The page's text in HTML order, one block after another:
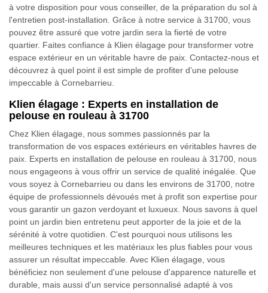
à votre disposition pour vous conseiller, de la préparation du sol à
l'entretien post-installation. Grâce à notre service à 31700, vous
pouvez être assuré que votre jardin sera la fierté de votre
quartier. Faites confiance à Klien élagage pour transformer votre
espace extérieur en un véritable havre de paix. Contactez-nous et
découvrez à quel point il est simple de profiter d'une pelouse
impeccable à Cornebarrieu.
Klien élagage : Experts en installation de
pelouse en rouleau à 31700
Chez Klien élagage, nous sommes passionnés par la
transformation de vos espaces extérieurs en véritables havres de
paix. Experts en installation de pelouse en rouleau à 31700, nous
nous engageons à vous offrir un service de qualité inégalée. Que
vous soyez à Cornebarrieu ou dans les environs de 31700, notre
équipe de professionnels dévoués met à profit son expertise pour
vous garantir un gazon verdoyant et luxueux. Nous savons à quel
point un jardin bien entretenu peut apporter de la joie et de la
sérénité à votre quotidien. C'est pourquoi nous utilisons les
meilleures techniques et les matériaux les plus fiables pour vous
assurer un résultat impeccable. Avec Klien élagage, vous
bénéficiez non seulement d'une pelouse d'apparence naturelle et
durable, mais aussi d'un service personnalisé adapté à vos